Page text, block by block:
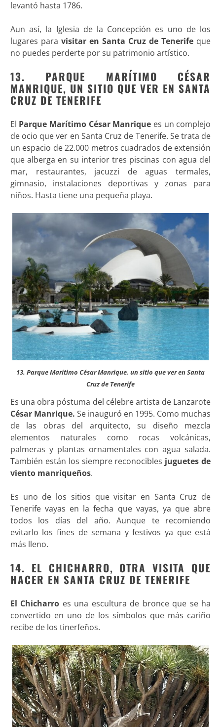
levantó hasta 1786.
Aun así, la Iglesia de la Concepción es uno de los
lugares para visitar en Santa Cruz de Tenerife que
no puedes perderte por su patrimonio artístico.
13. PARQUE MARÍTIMO CÉSAR
MANRIQUE, UN SITIO QUE VER EN SANTA
CRUZ DE TENERIFE
El Parque Marítimo César Manrique es un complejo
de ocio que ver en Santa Cruz de Tenerife. Se trata de
un espacio de 22.000 metros cuadrados de extensión
que alberga en su interior tres piscinas con agua del
mar, restaurantes, jacuzzi de aguas termales,
gimnasio, instalaciones deportivas y zonas para
niños. Hasta tiene una pequeña playa.
13. Parque Marítimo César Manrique, un sitio que ver en Santa
Cruz de Tenerife
Es una obra póstuma del célebre artista de Lanzarote
César Manrique. Se inauguró en 1995. Como muchas
de las obras del arquitecto, su diseño mezcla
elementos naturales como rocas volcánicas,
palmeras y plantas ornamentales con agua salada.
También están los siempre reconocibles juguetes de
viento manriqueños.
Es uno de los sitios que visitar en Santa Cruz de
Tenerife vayas en la fecha que vayas, ya que abre
todos los días del año. Aunque te recomiendo
evitarlo los fines de semana y festivos ya que está
más lleno.
14. EL CHICHARRO, OTRA VISITA QUE
HACER EN SANTA CRUZ DE TENERIFE
El Chicharro es una escultura de bronce que se ha
convertido en uno de los símbolos que más cariño
recibe de los tinerfeños.